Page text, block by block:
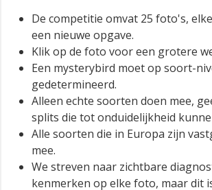
De competitie omvat 25 foto's,
een nieuwe opgave.
Klik op de foto voor een grotere
Een mysterybird moet op soort-
gedetermineerd.
Alleen echte soorten doen mee,
splits die tot onduidelijkheid
Alle soorten die in Europa zijn
mee.
We streven naar zichtbare
kenmerken op elke foto, maar dit